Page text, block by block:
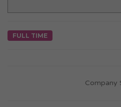
FULL TIME
Company